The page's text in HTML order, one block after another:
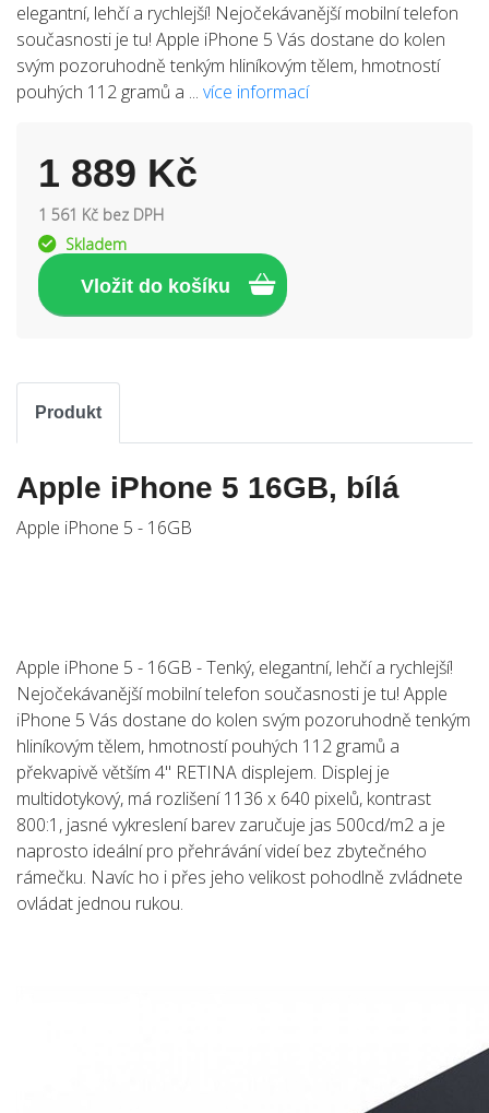
elegantní, lehčí a rychlejší! Nejočekávanější mobilní telefon
současnosti je tu! Apple iPhone 5 Vás dostane do kolen
svým pozoruhodně tenkým hliníkovým tělem, hmotností
pouhých 112 gramů a ... více informací
1 889 Kč
1 561 Kč bez DPH
Skladem
Produkt
Apple iPhone 5 16GB, bílá
Apple iPhone 5 - 16GB
Apple iPhone 5 - 16GB - Tenký, elegantní, lehčí a rychlejší!
Nejočekávanější mobilní telefon současnosti je tu! Apple
iPhone 5 Vás dostane do kolen svým pozoruhodně tenkým
hliníkovým tělem, hmotností pouhých 112 gramů a
překvapivě větším 4" RETINA displejem. Displej je
multidotykový, má rozlišení 1136 x 640 pixelů, kontrast
800:1, jasné vykreslení barev zaručuje jas 500cd/m2 a je
naprosto ideální pro přehrávání videí bez zbytečného
rámečku. Navíc ho i přes jeho velikost pohodlně zvládnete
ovládat jednou rukou.